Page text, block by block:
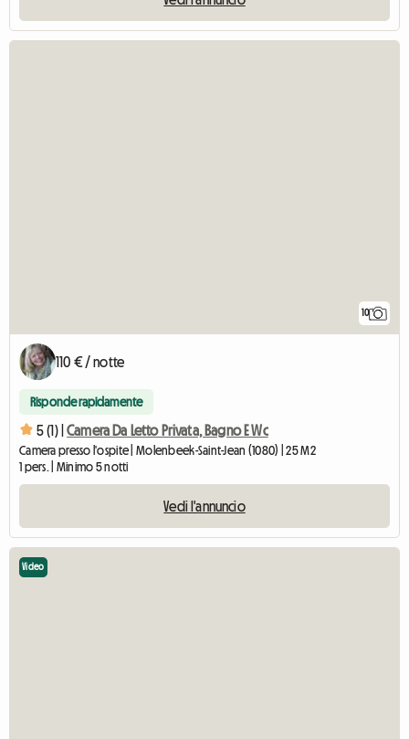
10
110 € / notte
Risponde rapidamente
5 (1) | Camera Da Letto Privata, Bagno E Wc
Camera presso l'ospite | Molenbeek-Saint-Jean (1080) | 25 M2
1 pers. | Minimo 5 notti
Vedi l'annuncio
Video